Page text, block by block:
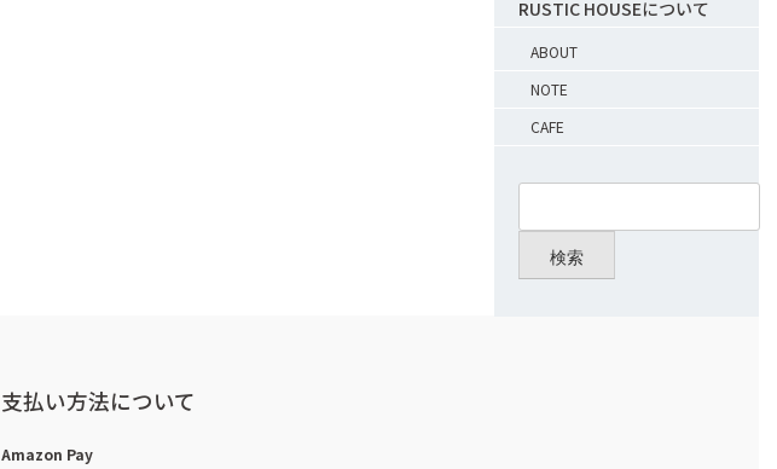
RUSTIC HOUSEについて
ABOUT
NOTE
CAFE
検索
支払い方法について
Amazon Pay